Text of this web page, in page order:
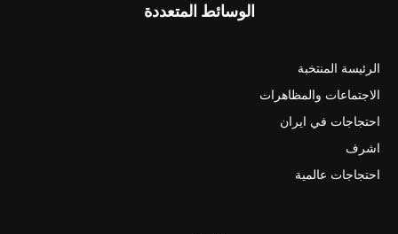
الوسائط المتعددة
الرئيسة المنتخبة
الاجتماعات والمظاهرات
احتجاجات في ايران
اشرف
احتجاجات عالمية